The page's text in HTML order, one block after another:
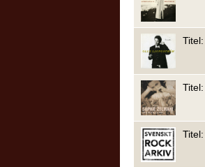
Titel:
Titel:
Titel: